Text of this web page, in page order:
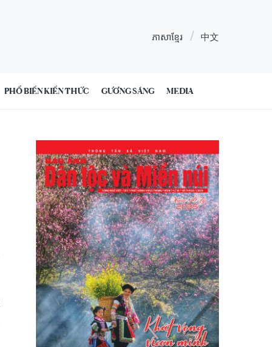
ភាសាខ្មែរ 中文
PHỔ BIẾN KIẾN THỨC GƯƠNG SÁNG MEDIA